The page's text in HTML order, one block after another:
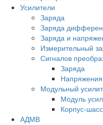
Усилители
Заряда
Заряда
Заряда и
Измерительный
Сигналов
Заряда
Напряжения
Модульный
Модуль
Корпус-
АДМВ